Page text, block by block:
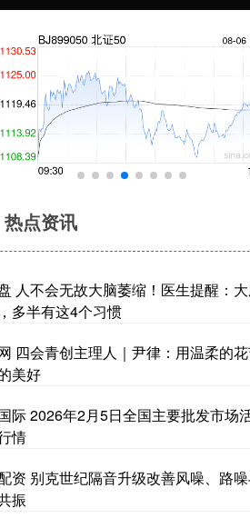
热点资讯
人不会无故大脑萎缩！医生提醒：
多半有这4个习惯
四会青创主理人｜尹律：用温柔的
美好
际 2026年2月5日全国主要批发市场
情
资 别克世纪隔音升级改善风噪、路
振